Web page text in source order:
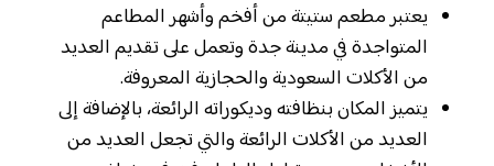
يعتبر مطعم ستيتة من أفخم وأشهر المطاعم
المتواجدة في مدينة جدة وتعمل على تقديم العديد
من الأكلات السعودية والحجازية المعروفة.
يتميز المكان بنظافته وديكوراته الرائعة، بالإضافة إلى
العديد من الأكلات الرائعة والتي تجعل العديد من